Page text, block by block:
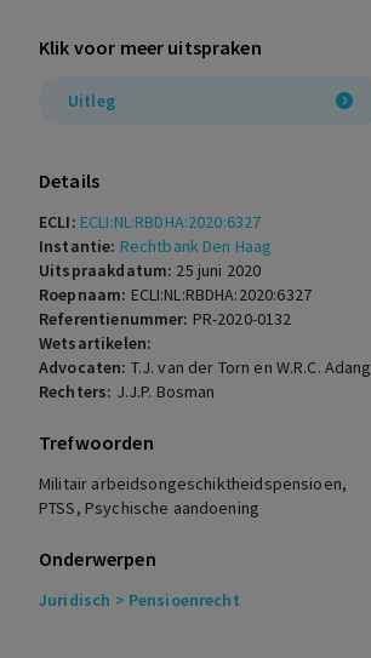
Klik voor meer uitspraken
Uitleg
Details
ECLI: ECLI:NL:RBDHA:2020:6327
Instantie: Rechtbank Den Haag
Uitspraakdatum: 25 juni 2020
Roepnaam: ECLI:NL:RBDHA:2020:6327
Referentienummer: PR-2020-0132
Wetsartikelen:
Advocaten: T.J. van der Torn en W.R.C. Adang
Rechters: J.J.P. Bosman
Trefwoorden
Militair arbeidsongeschiktheidspensioen,
PTSS, Psychische aandoening
Onderwerpen
Juridisch > Pensioenrecht